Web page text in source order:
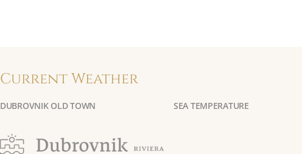
Current Weather
DUBROVNIK OLD TOWN SEA TEMPERATURE